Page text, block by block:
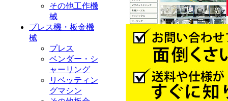
その他工作機
械
プレス機・板金機
械
プレス
ベンダー・シ
ャーリング
リベッティン
グマシン